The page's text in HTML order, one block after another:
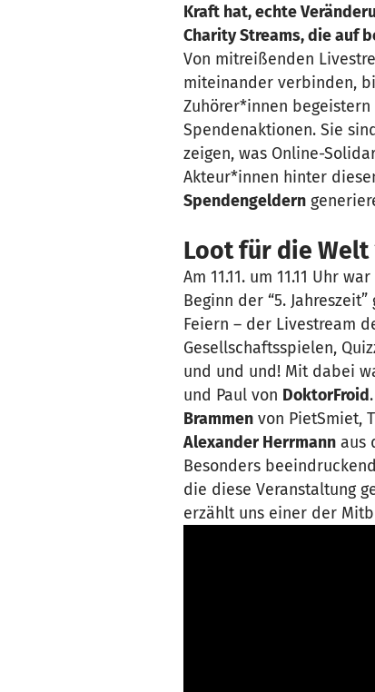
Kraft hat, echte
Charity Streams, die auf
Von mitreißenden
miteinander verbinden,
Zuhörer*innen
Spendenaktionen. Sie
zeigen, was Online-
Akteur*innen hinter
Spendengeldern
Loot für die Welt
Am 11.11. um 11.11 Uhr
Beginn der “5.
Feiern – der Livestream
Gesellschaftsspielen,
und und und! Mit dabei
und Paul von DoktorFroid
Brammen von PietSmiet,
Alexander Herrmann aus
Besonders
die diese Veranstaltung
erzählt uns einer der